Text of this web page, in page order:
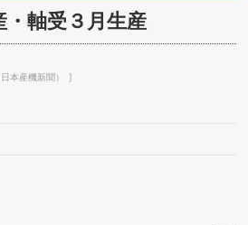
軸受３月生産
本産機新聞）